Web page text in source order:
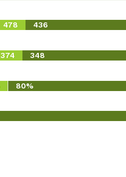
478 436
374 348
80%